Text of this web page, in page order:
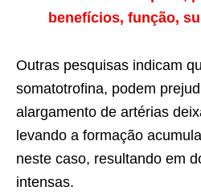
benefícios, função,
Outras pesquisas indicam
somatotrofina, podem
alargamento de artérias
levando a formação
neste caso, resultando em
intensas.